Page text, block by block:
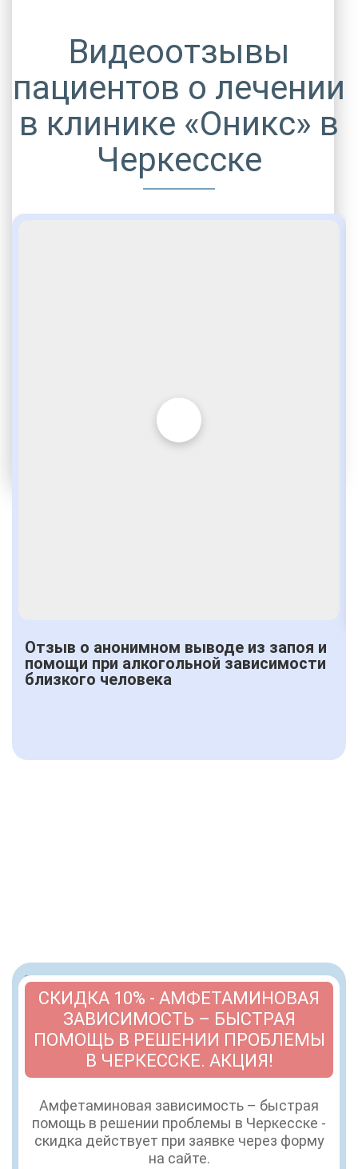
Социальные программы
Полноценный возврат в социум
Видеоотзывы
пациентов о лечении
в клинике «Оникс» в
Черкесске
Отзыв о анонимном выводе из запоя и
помощи при алкогольной зависимости
близкого человека
СКИДКА 10% - АМФЕТАМИНОВАЯ
ЗАВИСИМОСТЬ – БЫСТРАЯ
ПОМОЩЬ В РЕШЕНИИ ПРОБЛЕМЫ
В ЧЕРКЕССКЕ. АКЦИЯ!
Амфетаминовая зависимость – быстрая
помощь в решении проблемы в Черкесске -
скидка действует при заявке через форму
на сайте.